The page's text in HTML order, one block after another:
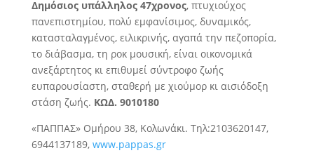
Δημόσιος υπάλληλος 47χρονος, πτυχιούχος
πανεπιστημίου, πολύ εμφανίσιμος,δυναμικός,
κατασταλαγμένος, ειλικρινής, αγαπά την πεζοπορία,
το διάβασμα, τη ροκ μουσική, είναι οικονομικά
ανεξάρτητος κι επιθυμεί σύντροφο ζωής
ευπαρουσίαστη, σταθερή με χιούμορ κι αισιόδοξη
στάση ζωής. ΚΩΔ. 9010180
«ΠΑΠΠΑΣ» Ομήρου 38, Κολωνάκι. Τηλ:2103620147,
6944137189, www.pappas.gr